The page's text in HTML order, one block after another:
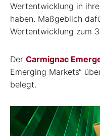
Wertentwicklung in
haben. Maßgeblich
Wertentwicklung zum
Der Carmignac
Emerging Markets“
belegt.